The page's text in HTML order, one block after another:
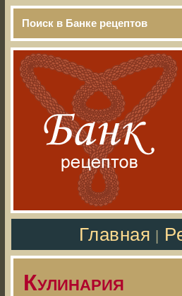
Поиск в Банке рецептов
Главная
Кулинария